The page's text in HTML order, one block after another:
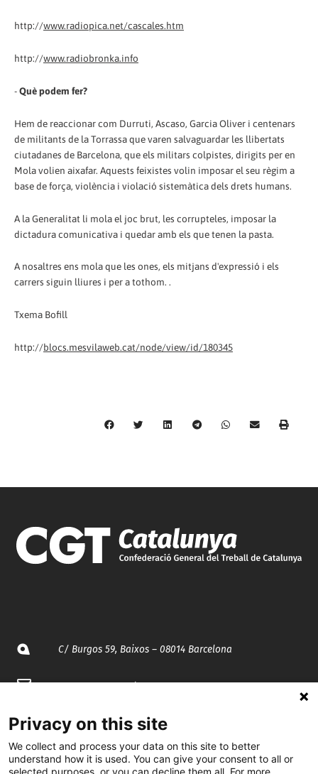
http://www.radiopica.net/cascales.htm
http://www.radiobronka.info
-Què podem fer?
Hem de reaccionar com Durruti, Ascaso, Garcia Oliver i centenars
de militants de la Torrassa que varen salvaguardar les llibertats
ciutadanes de Barcelona, que els militars colpistes, dirigits per en
Mola volien aixafar. Aquests feixistes volin imposar el seu règim a
base de força, violència i violació sistemàtica dels drets humans.
A la Generalitat li mola el joc brut, les corrupteles, imposar la
dictadura comunicativa i quedar amb els que tenen la pasta.
A nosaltres ens mola que les ones, els mitjans d'expressió i els
carrers siguin lliures i per a tothom. .
Txema Bofill
http://blocs.mesvilaweb.cat/node/view/id/180345
C/ Burgos 59, Baixos – 08014 Barcelona
spccc@spcgtcatalunya.cat
935 120 481
@CGTCatalunya
Privacy on this site
We collect and process your data on this site to better
understand how it is used. You can give your consent to all or
selected purposes, or you can decline them all. For more